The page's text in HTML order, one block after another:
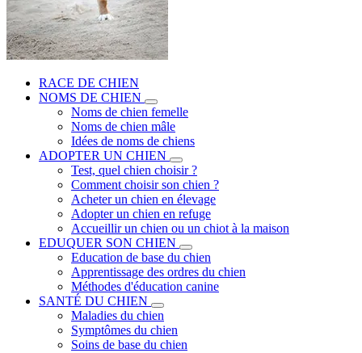
RACE DE CHIEN
NOMS DE CHIEN
Noms de chien femelle
Noms de chien mâle
Idées de noms de chiens
ADOPTER UN CHIEN
Test, quel chien choisir ?
Comment choisir son chien ?
Acheter un chien en élevage
Adopter un chien en refuge
Accueillir un chien ou un chiot à la maison
EDUQUER SON CHIEN
Education de base du chien
Apprentissage des ordres du chien
Méthodes d'éducation canine
SANTÉ DU CHIEN
Maladies du chien
Symptômes du chien
Soins de base du chien